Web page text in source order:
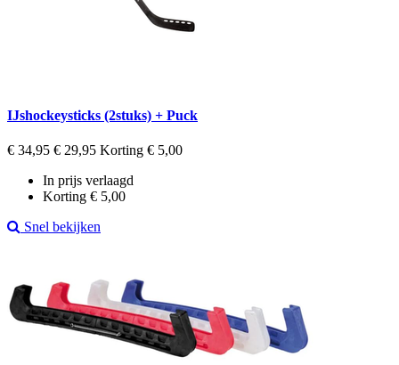
IJshockeysticks (2stuks) + Puck
Regular
€ 34,95 Prijs
€ 29,95 Korting € 5,00
In prijs verlaagd
Korting € 5,00
Snel bekijken